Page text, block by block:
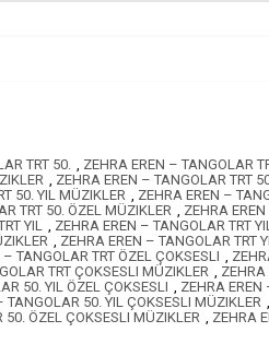
TRT 50. , ZEHRA EREN – TANGOLAR
, ZEHRA EREN – TANGOLAR TRT
50. YIL MÜZIKLER , ZEHRA EREN –
TRT 50. ÖZEL MÜZIKLER , ZEHRA
YIL , ZEHRA EREN – TANGOLAR TRT
, ZEHRA EREN – TANGOLAR TRT
– TANGOLAR TRT ÖZEL ÇOKSESLI ,
TRT ÇOKSESLI MÜZIKLER , ZEHRA
50. YIL ÖZEL ÇOKSESLI , ZEHRA EREN
TANGOLAR 50. YIL ÇOKSESLI MÜZIKLER ,
50. ÖZEL ÇOKSESLI MÜZIKLER , ZEHRA